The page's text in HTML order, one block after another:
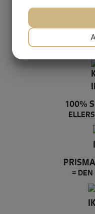
GRATIS
PÅ
100%
=